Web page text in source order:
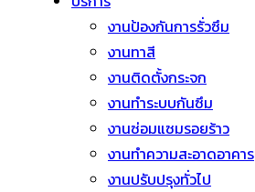
งานป้องกันการรั่วซึม
งานทาสี
งานติดตั้งกระจก
งานทำระบบกันซึม
งานซ่อมแซมรอยร้าว
งานทำความสะอาดอาคาร
งานปรับปรุงทั่วไป